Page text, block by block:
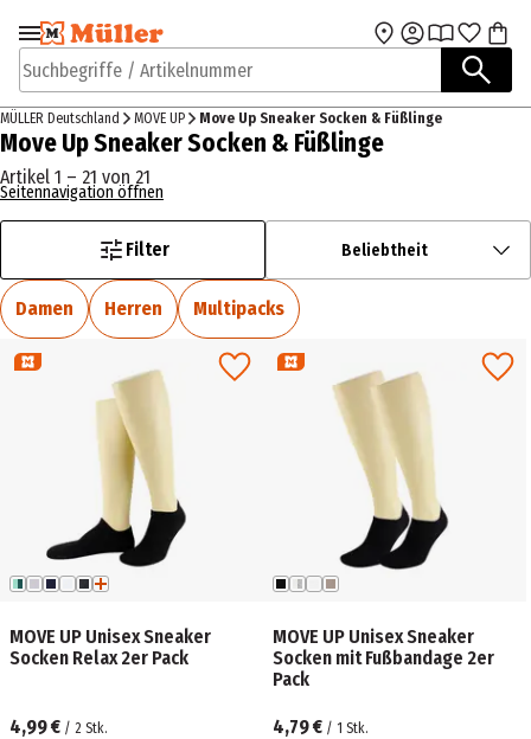
Zur Navigation
springen
Zum Hauptinhalt
Suchbegriffe / Artikelnummer
MÜLLER Deutschland MOVE UP Move Up Sneaker Socken & Füßlinge
Move Up Sneaker Socken & Füßlinge
Artikel 1 – 21 von 21
Seitennavigation öffnen
Filter Beliebtheit
Damen Herren Multipacks
MOVE UP Unisex Sneaker
Socken Relax 2er Pack
4,99 € / 2 Stk.
MOVE UP Unisex Sneaker
Socken mit Fußbandage 2er
Pack
4,79 € / 1 Stk.